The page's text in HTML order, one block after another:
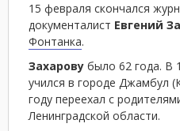
15 февраля скончался
документалист Евгений
Фонтанка.
Захарову было 62 года. В
учился в городе Джамбул
году переехал с
Ленинградской области.